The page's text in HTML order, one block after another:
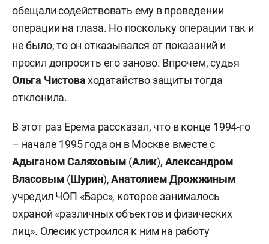
обещали содействовать ему в проведении
операции на глаза. Но поскольку операции так и
не было, то он отказывался от показаний и
просил допросить его заново. Впрочем, судья
Ольга Чистоваходатайство защиты тогда
отклонила.
В этот раз Ерема рассказал, что в конце 1994-го
– начале 1995 года он в Москве вместе с
Адыганом Саляховым (Алик), Александром
Власовым (Шурин),Анатолием Дрожжиным
учредил ЧОП «Барс», которое занималось
охраной «различных объектов и физических
лиц». Олесик устроился к ним на работу